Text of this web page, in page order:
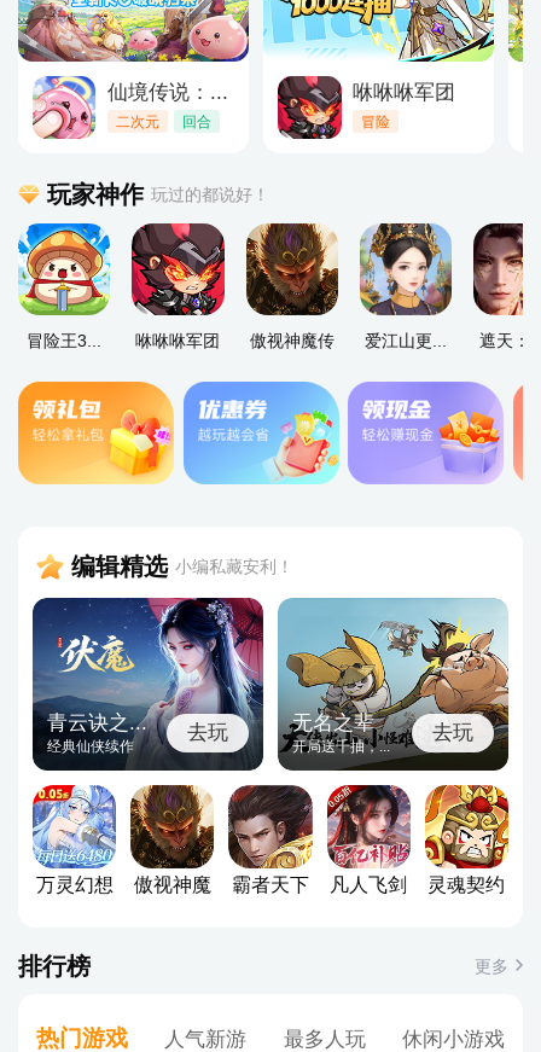
仙境传说：...
二次元 回合
咻咻咻军团
冒险
玩家神作 玩过的都说好！
冒险王3... 咻咻咻军团 傲视神魔传 爱江山更... 遮天：
编辑精选 小编私藏安利！
青云诀之...
经典仙侠续作
去玩 无名之辈
开局送千抽，...
去玩
万灵幻想 傲视神魔 霸者天下 凡人飞剑 灵魂契约
排行榜 更多
热门游戏 人气新游 最多人玩 休闲小游戏